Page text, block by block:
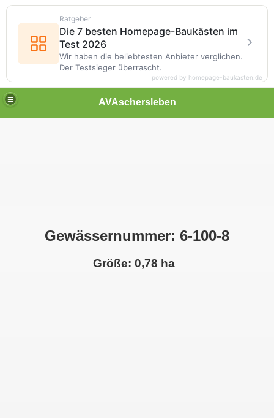
AVAschersleben
Gewässernummer: 6-100-8
Größe: 0,78 ha
Ratgeber
Die 7 besten Homepage-Baukästen im
Test 2026
Wir haben die beliebtesten Anbieter verglichen.
Der Testsieger überrascht.
powered by homepage-baukasten.de